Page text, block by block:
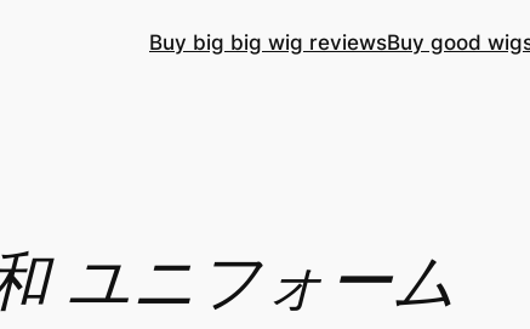
Buy big big wig reviewsBuy good
ユニフォーム